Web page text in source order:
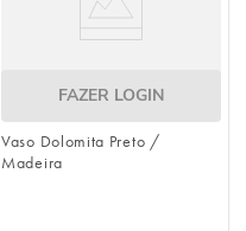
FAZER LOGIN
Vaso Dolomita Preto /
Madeira